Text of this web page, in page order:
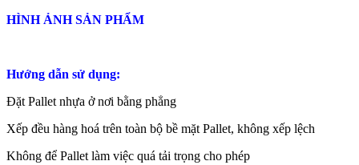
HÌNH ẢNH SẢN PHẨM
Hướng dẫn sử dụng:
Đặt Pallet nhựa ở nơi bằng phẳng
Xếp đều hàng hoá trên toàn bộ bề mặt Pallet, không xếp lệch
Không để Pallet làm việc quá tải trọng cho phép